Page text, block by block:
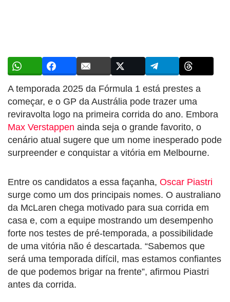
A temporada 2025 da Fórmula 1 está prestes a
começar, e o GP da Austrália pode trazer uma
reviravolta logo na primeira corrida do ano. Embora
Max Verstappen ainda seja o grande favorito, o
cenário atual sugere que um nome inesperado pode
surpreender e conquistar a vitória em Melbourne.
Entre os candidatos a essa façanha, Oscar Piastri
surge como um dos principais nomes. O australiano
da McLaren chega motivado para sua corrida em
casa e, com a equipe mostrando um desempenho
forte nos testes de pré-temporada, a possibilidade
de uma vitória não é descartada. “Sabemos que
será uma temporada difícil, mas estamos confiantes
de que podemos brigar na frente”, afirmou Piastri
antes da corrida.